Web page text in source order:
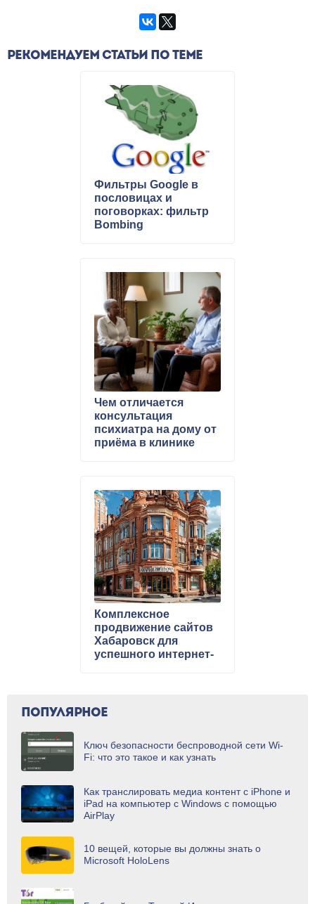
РЕКОМЕНДУЕМ СТАТЬИ ПО ТЕМЕ
Фильтры Google в
пословицах и
поговорках: фильтр
Bombing
Чем отличается
консультация
психиатра на дому от
приёма в клинике
Комплексное
продвижение сайтов
Хабаровск для
успешного интернет-
ПОПУЛЯРНОЕ
Ключ безопасности беспроводной сети Wi-
Fi: что это такое и как узнать
Как транслировать медиа контент с iPhone и
iPad на компьютер с Windows с помощью
AirPlay
10 вещей, которые вы должны знать о
Microsoft HoloLens